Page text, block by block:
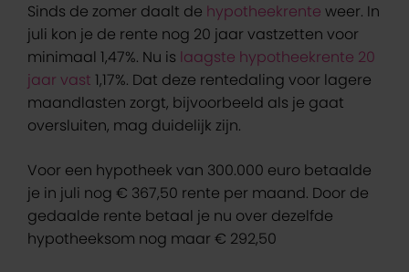
Sinds de zomer daalt de hypotheekrente weer. In
juli kon je de rente nog 20 jaar vastzetten voor
minimaal 1,47%. Nu is laagste hypotheekrente 20
jaar vast 1,17%. Dat deze rentedaling voor lagere
maandlasten zorgt, bijvoorbeeld als je gaat
oversluiten, mag duidelijk zijn.
Voor een hypotheek van 300.000 euro betaalde
je in juli nog € 367,50 rente per maand. Door de
gedaalde rente betaal je nu over dezelfde
hypotheeksom nog maar € 292,50